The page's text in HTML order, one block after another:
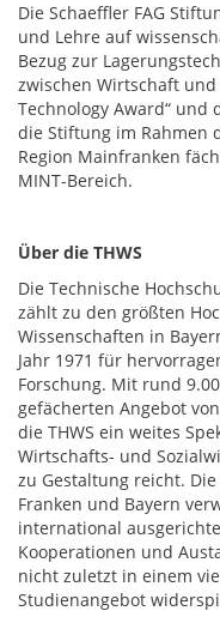
Die Schaeffler FAG
und Lehre auf
Bezug zur
zwischen Wirtschaft
Technology Award“ und
die Stiftung im Rahmen
Region Mainfranken
MINT-Bereich.
Über die THWS
Die Technische
zählt zu den größten
Wissenschaften in
Jahr 1971 für
Forschung. Mit rund
gefächerten Angebot
die THWS ein weites
Wirtschafts- und
zu Gestaltung reicht.
Franken und Bayern
international
Kooperationen und
nicht zuletzt in einem
Studienangebot